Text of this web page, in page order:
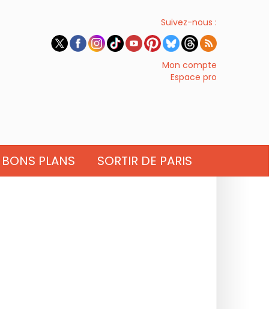
Suivez-nous :
Mon compte
Espace pro
BONS PLANS SORTIR DE PARIS